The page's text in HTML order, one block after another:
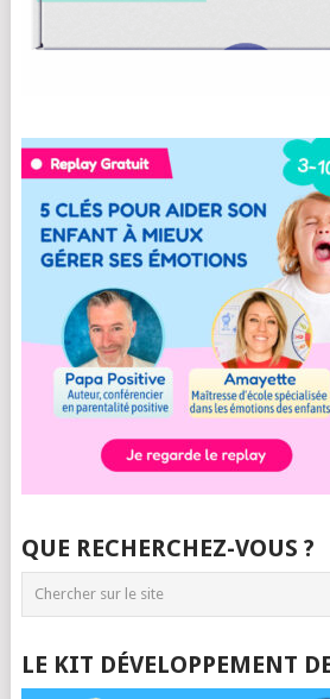
QUE RECHERCHEZ-VOUS ?
LE KIT DÉVELOPPEMENT